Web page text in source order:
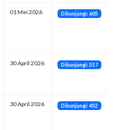
01 Mei 2026 Dikunjungi: 605
30 April 2026 Dikunjungi: 517
30 April 2026 Dikunjungi: 452